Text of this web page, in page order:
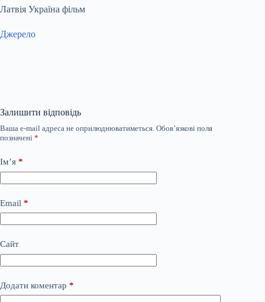
Латвія Україна фільм
Джерело
Залишити відповідь
Ваша e-mail адреса не оприлюднюватиметься. Обов’язкові поля
позначені *
Ім’я *
Email *
Сайт
Додати коментар *